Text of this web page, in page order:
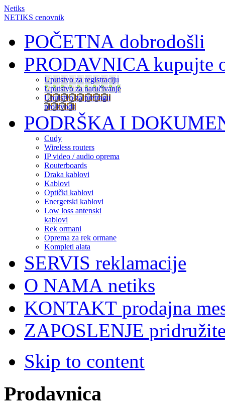
Netiks
NETIKS cenovnik
POČETNA dobrodošli
PRODAVNICAkupujte
Uputstvo za registraciju
Uputstvo za naručivanje
Uputstvo za pretragu
proizvoda
PODRŠKA I
Cudy
Wireless routers
IP video / audio oprema
Routerboards
Draka kablovi
Kablovi
Optički kablovi
Energetski kablovi
Low loss antenski
kablovi
Rek ormani
Oprema za rek ormane
Kompleti alata
SERVIS reklamacije
O NAMA netiks
KONTAKT prodajna
ZAPOSLENJE
Skip to content
Prodavnica